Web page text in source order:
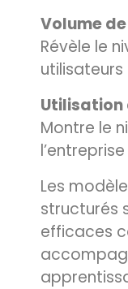
Volume
Révèle le
utilisateurs
Utilisation
Montre le
l’entreprise
Les
structurés
efficaces